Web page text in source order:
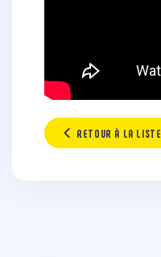
RETOUR À LA LISTE